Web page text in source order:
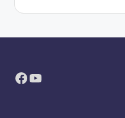
Facebook
YouTube